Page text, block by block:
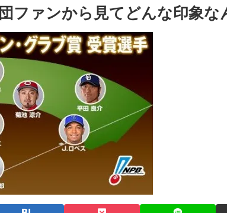
ファンから見てどんな印象な